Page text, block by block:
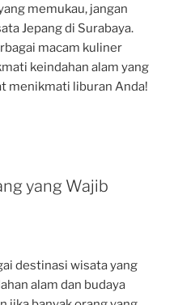
memukau, jangan
Jepang di Surabaya.
macam kuliner
keindahan alam yang
menikmati liburan Anda!
yang Wajib
destinasi wisata yang
alam dan budaya